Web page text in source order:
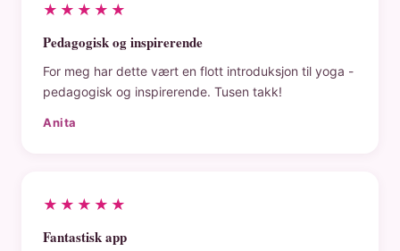
★★★★★
Pedagogisk og inspirerende
For meg har dette vært en flott introduksjon til yoga -
pedagogisk og inspirerende. Tusen takk!
Anita
★★★★★
Fantastisk app